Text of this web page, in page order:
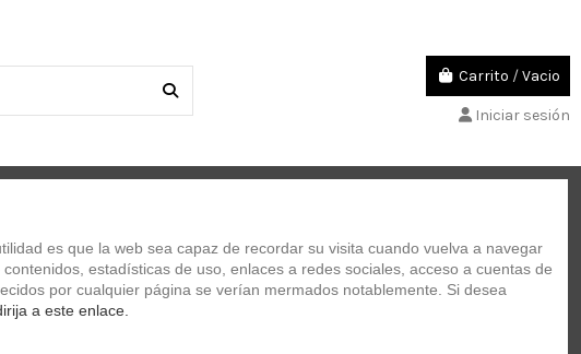
Carrito /Vacio
Iniciar sesión
es que la web sea capaz de recordar su visita cuando vuelva a navegar
estadísticas de uso, enlaces a redes sociales, acceso a cuentas de
por cualquier página se verían mermados notablemente. Si desea
a este enlace.